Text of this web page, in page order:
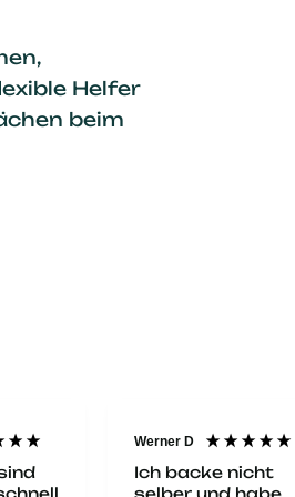
Helfer
beim
Anonym
Mit dem
Sauerteigstarters